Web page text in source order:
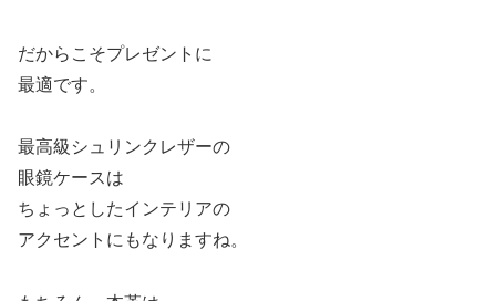
だからこそプレゼントに
最適です。
最高級シュリンクレザーの
眼鏡ケースは
ちょっとしたインテリアの
アクセントにもなりますね。